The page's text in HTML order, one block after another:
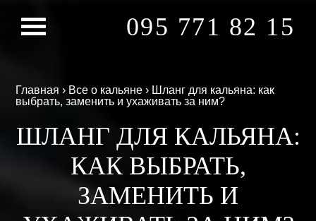
095 771 82 15
Главная › Все о кальяне › Шланг для кальяна: как
выбрать, заменить и ухаживать за ним?
ШЛАНГ ДЛЯ КАЛЬЯНА:
КАК ВЫБРАТЬ,
ЗАМЕНИТЬ И